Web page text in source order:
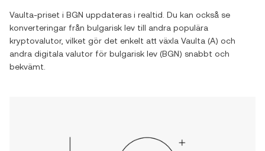
Vaulta-priset i BGN uppdateras i realtid. Du kan också se
konverteringar från bulgarisk lev till andra populära
kryptovalutor, vilket gör det enkelt att växla Vaulta (A) och
andra digitala valutor för bulgarisk lev (BGN) snabbt och
bekvämt.